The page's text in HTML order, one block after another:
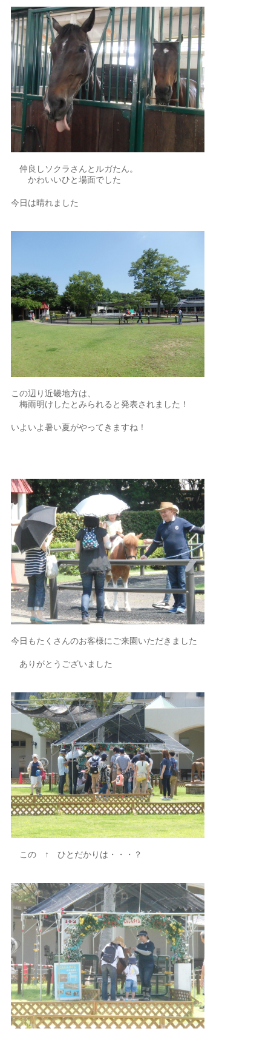
仲良しソクラさんとルガたん。
かわいいひと場面でした
今日は晴れました
この辺り近畿地方は、
梅雨明けしたとみられると発表されました！
いよいよ暑い夏がやってきますね！
今日もたくさんのお客様にご来園いただきました
ありがとうございました
この ↑ ひとだかりは・・・？